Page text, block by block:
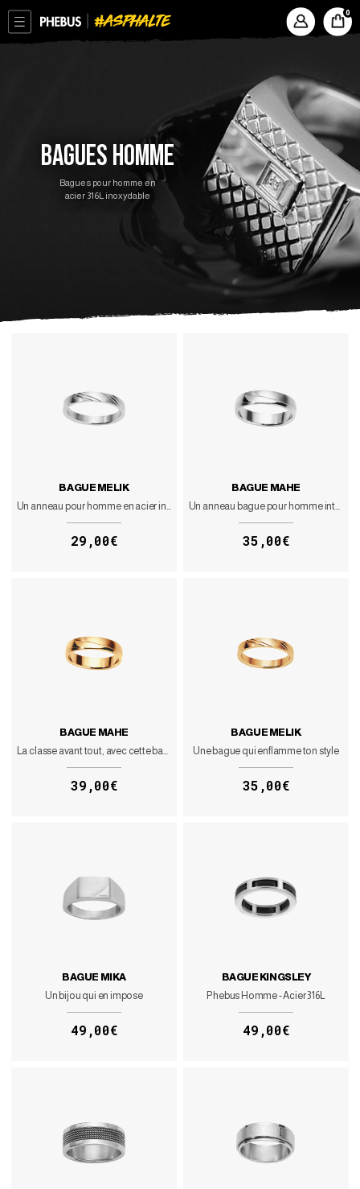
PHEBUS ASPHALTE
BAGUES HOMME
Bagues pour homme en
acier 316L inoxydable
BAGUE MELIK
Un anneau pour homme en acier inoxydable sobre
29,00€
BAGUE MAHE
Un anneau bague pour homme intemporel à porter au quotidien
35,00€
BAGUE MAHE
La classe avant tout, avec cette bague dorée en acier inoxydable
39,00€
BAGUE MELIK
Une bague qui enflamme ton style
35,00€
BAGUE MIKA
Un bijou qui en impose
49,00€
BAGUE KINGSLEY
Phebus Homme - Acier 316L
49,00€